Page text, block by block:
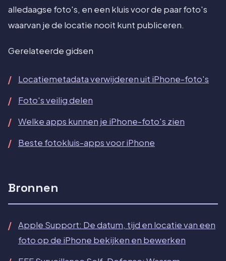
alledaagse foto's, en een kluis voor de paar foto's
waarvan je de locatie nooit kunt publiceren.
Gerelateerde gidsen
Locatiemetadata verwijderen uit iPhone-foto's
Foto's veilig delen
Welke apps kunnen je iPhone-foto's zien
Beste fotokluis-apps voor iPhone
Bronnen
Apple Support: De datum, tijd en locatie van een
foto op de iPhone bekijken en bewerken